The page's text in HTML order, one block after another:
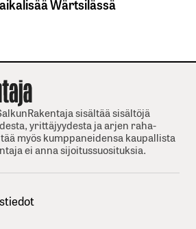
Wärtsilässä
sisältää sisältöjä
yrittäjyydesta ja arjen raha-
myös kumppaneidensa kaupallista
ei anna sijoitussuosituksia.